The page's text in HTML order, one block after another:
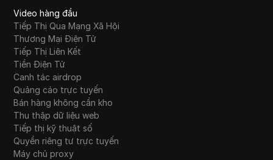
Video hàng đầu
Tiếp Thị Qua Mạng Xã Hội
Thương Mại Điện Tử
Tiếp Thị Liên Kết
Tiền Điện Tử
Canh tác airdrop
Quảng cáo trực tuyến
Bán hàng không cần kho
Thu thập dữ liệu web
Tiếp thị kỹ thuật số
Quyền riêng tư trực tuyến
Máy chủ proxy